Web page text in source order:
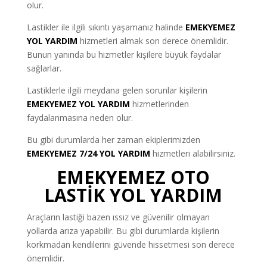
olur.
Lastikler ile ilgili sıkıntı yaşamanız halinde EMEKYEMEZ
YOL YARDIM hizmetleri almak son derece önemlidir.
Bunun yanında bu hizmetler kişilere büyük faydalar
sağlarlar.
Lastiklerle ilgili meydana gelen sorunlar kişilerin
EMEKYEMEZ YOL YARDIM hizmetlerinden
faydalanmasına neden olur.
Bu gibi durumlarda her zaman ekiplerimizden
EMEKYEMEZ 7/24 YOL YARDIM hizmetleri alabilirsiniz.
EMEKYEMEZ OTO
LASTİK YOL YARDIM
Araçların lastiği bazen ıssız ve güvenilir olmayan
yollarda arıza yapabilir. Bu gibi durumlarda kişilerin
korkmadan kendilerini güvende hissetmesi son derece
önemlidir.